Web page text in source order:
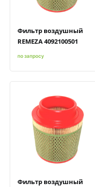
Фильтр воздушный
REMEZA 4092100501
по запросу
Быстрый просмотр
Добавить кДобавить в
Фильтр воздушный